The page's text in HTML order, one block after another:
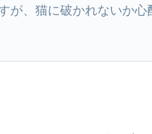
が、猫に破かれないか心